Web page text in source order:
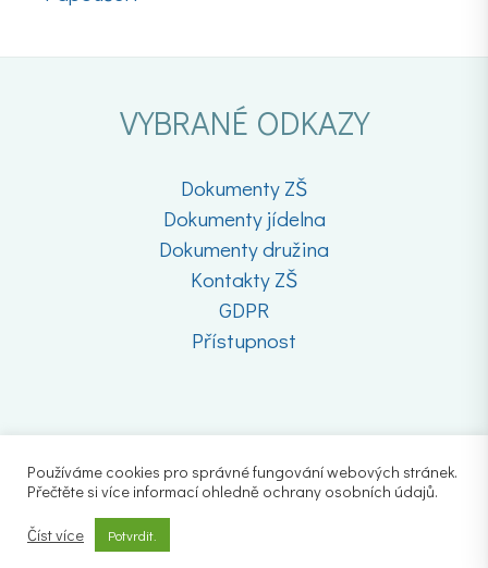
VYBRANÉ ODKAZY
Dokumenty ZŠ
Dokumenty jídelna
Dokumenty družina
Kontakty ZŠ
GDPR
Přístupnost
Používáme cookies pro správné fungování webových stránek.
Přečtěte si více informací ohledně ochrany osobních údajů.
Číst více Potvrdit.